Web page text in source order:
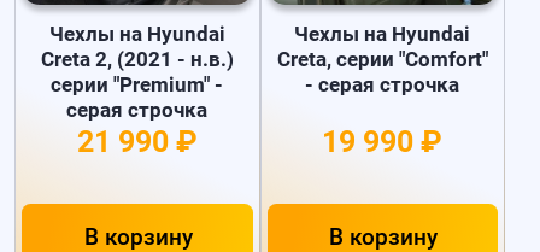
Чехлы на Hyundai
Creta 2, (2021 - н.в.)
серии "Premium" -
серая строчка
21 990 ₽
В корзину
Чехлы на Hyundai
Creta, серии "Comfort"
- серая строчка
19 990 ₽
В корзину